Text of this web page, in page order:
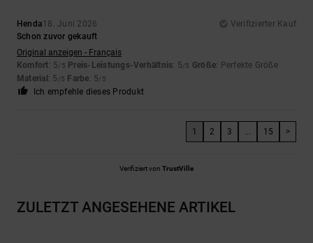
Henda18. Juni 2026
Verifizierter Kauf
Schon zuvor gekauft
Original anzeigen - Français
Komfort: 5/5 Preis-Leistungs-Verhältnis: 5/5 Größe: Perfekte Größe
Material: 5 /5 Farbe: 5/5
Ich empfehle dieses Produkt
1 2 3 15 >
Verifiziert von TrustVille
ZULETZT ANGESEHENE ARTIKEL